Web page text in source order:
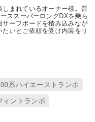
しまれているオーナー様。普
ススーパーロングDXを乗ら
サーフボードを積み込みなが
たいとご依頼を受け内装をリ
系ハイエーストランポ
ィントランポ